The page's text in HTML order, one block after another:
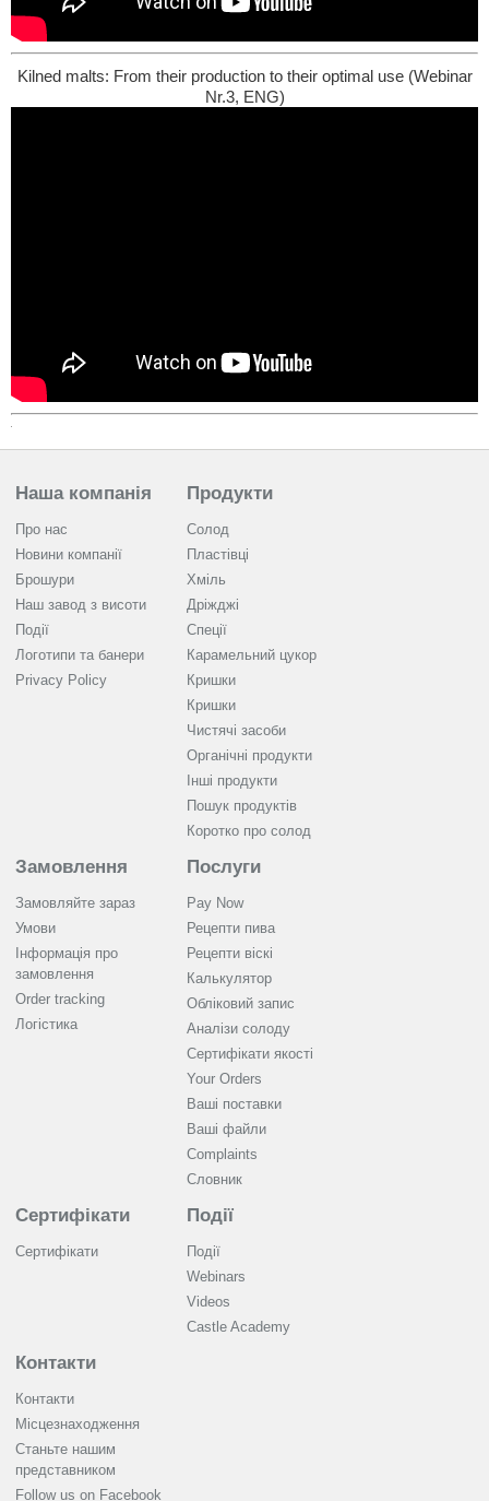
Kilned malts: From their production to their optimal use (Webinar
Nr.3, ENG)
Наша компанія
Про нас
Новини компанії
Брошури
Наш завод з висоти
Події
Логотипи та банери
Privacy Policy
Продукти
Солод
Пластівці
Хміль
Дріжджі
Спеції
Карамельний цукор
Кришки
Кришки
Чистячі засоби
Органічні продукти
Інші продукти
Пошук продуктів
Коротко про солод
Замовлення
Замовляйте зараз
Умови
Інформація про
замовлення
Order tracking
Логістика
Послуги
Pay Now
Рецепти пива
Рецепти віскі
Калькулятор
Обліковий запис
Аналізи солоду
Cертифікати якості
Your Orders
Ваші поставки
Ваші файли
Complaints
Словник
Сертифікати
Сертифікати
Події
Події
Webinars
Videos
Castle Academy
Контакти
Контакти
Місцезнаходження
Станьте нашим
представником
Follow us on Facebook